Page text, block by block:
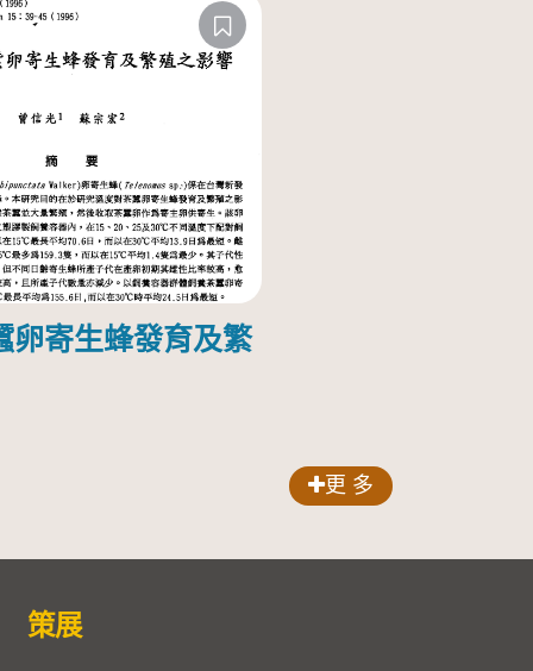
卵寄生蜂發育及繁
更 多
策展